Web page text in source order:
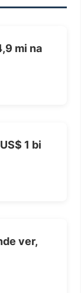
mi na
1 bi
ver,